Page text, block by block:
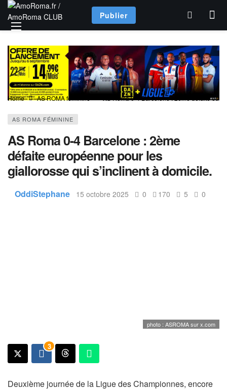
Publier
Home AS ROMA féminine AS Roma 0-4 Barcelone : 2ème défaite
AS ROMA FÉMININE
AS Roma 0-4 Barcelone : 2ème
défaite européenne pour les
giallorosse qui s’inclinent à domicile.
OddiStephane 15 octobre 2025 0 170 5 0
photo : ASROMA sur x.com
3
Deuxième journée de la Ligue des Championnes, encore